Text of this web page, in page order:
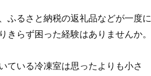
ふるさと納税の返礼品などが一度に
きらず困った経験はありませんか。
ている冷凍室は思ったよりも小さ